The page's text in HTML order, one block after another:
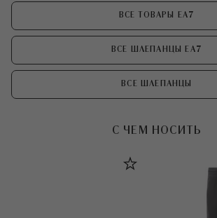
ВСЕ ТОВАРЫ EA7
ВСЕ ШЛЕПАНЦЫ EA7
ВСЕ ШЛЕПАНЦЫ
С ЧЕМ НОСИТЬ